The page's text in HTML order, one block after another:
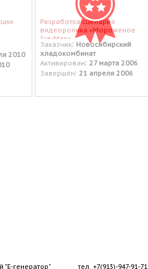
2010
Разработка сценария
видеоролика «Мороженое
Ice-Max».
Заказчик: Новосибирский
хладокомбинат
Активирован: 27 марта 2006
Завершён: 21 апреля 2006
"Е-генератор" тел. +7(913)-947-91-71